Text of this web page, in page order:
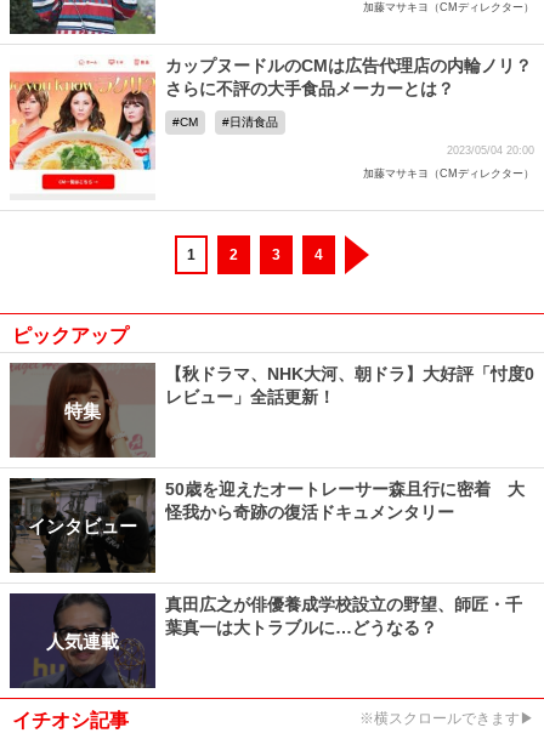
加藤マサキヨ（CMディレクター）
カップヌードルのCMは広告代理店の内輪ノリ？
さらに不評の大手食品メーカーとは？
CM 日清食品
2023/05/04 20:00
加藤マサキヨ（CMディレクター）
1 2 3 4
ピックアップ
特集
【秋ドラマ、NHK大河、朝ドラ】大好評「忖度0
レビュー」全話更新！
インタビュー
50歳を迎えたオートレーサー森且行に密着 大
怪我から奇跡の復活ドキュメンタリー
人気連載
真田広之が俳優養成学校設立の野望、師匠・千
葉真一は大トラブルに…どうなる？
イチオシ記事 ※横スクロールできます▶